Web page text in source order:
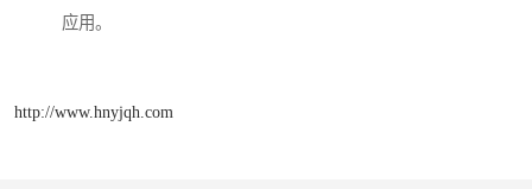
应用。
http://www.hnyjqh.com